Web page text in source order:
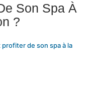
Son Spa À
?
de son spa à la